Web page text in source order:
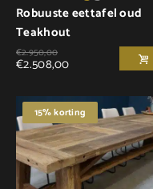
Robuuste eettafel oud
Teakhout
€2.950,00
€2.508,00
15% korting